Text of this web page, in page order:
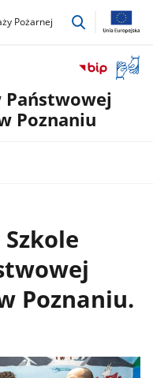
Pożarnej
przejdź
okno
Państwowej
Poznaniu
Poznaniu.